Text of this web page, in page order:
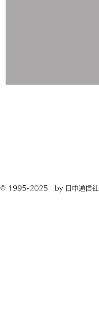
© 1995-2025 by 日中通信社